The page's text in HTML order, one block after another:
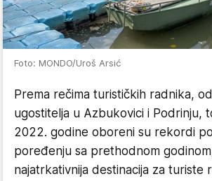
Foto: MONDO/Uroš Arsić
Prema rečima turističkih radnika,
ugostitelja u Azbukovici i Podrinju,
2022. godine oboreni su rekordi
poređenju sa prethodnom
najatrkativnija destinacija za turiste